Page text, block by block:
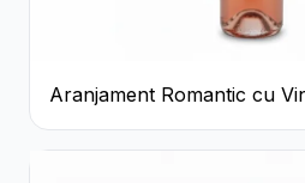
Aranjament Romantic cu
Flori pastel